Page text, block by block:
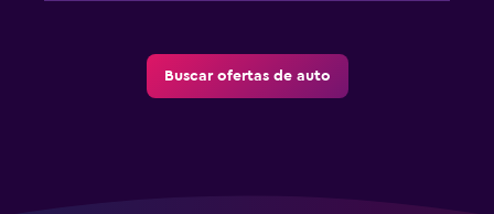
Buscar ofertas de auto